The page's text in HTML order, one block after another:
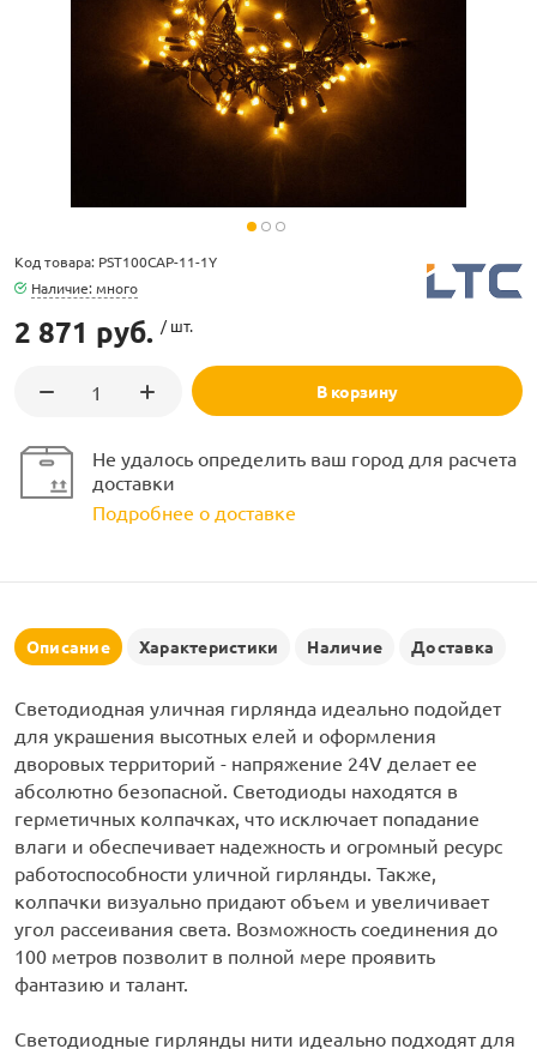
LED
Код товара: PST100CAP-11-1Y
Наличие: много
2 871 руб. / шт.
В корзину
Не удалось определить ваш город для расчета
доставки
Подробнее о доставке
Описание Характеристики Наличие Доставка
Светодиодная уличная гирлянда идеально подойдет
для украшения высотных елей и оформления
дворовых территорий - напряжение 24V делает ее
абсолютно безопасной. Светодиоды находятся в
герметичных колпачках, что исключает попадание
влаги и обеспечивает надежность и огромный ресурс
работоспособности уличной гирлянды. Также,
колпачки визуально придают объем и увеличивает
угол рассеивания света. Возможность соединения до
100 метров позволит в полной мере проявить
фантазию и талант.
Светодиодные гирлянды нити идеально подходят для